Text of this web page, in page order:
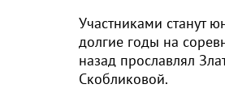
Участниками станут
долгие годы на
назад прославлял
Скобликовой.